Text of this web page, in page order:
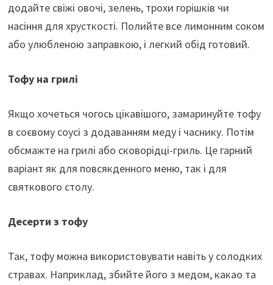
додайте свіжі овочі, зелень, трохи горішків чи
насіння для хрусткості. Полийте все лимонним соком
або улюбленою заправкою, і легкий обід готовий.
Тофу на грилі
Якщо хочеться чогось цікавішого, замаринуйте тофу
в соєвому соусі з додаванням меду і часнику. Потім
обсмажте на грилі або сковорідці-гриль. Це гарний
варіант як для повсякденного меню, так і для
святкового столу.
Десерти з тофу
Так, тофу можна використовувати навіть у солодких
стравах. Наприклад, збийте його з медом, какао та